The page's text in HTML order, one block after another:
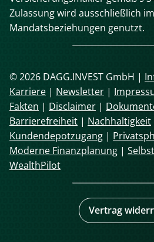
Zulassung wird ausschließlich
Mandatsbeziehungen genutzt.
© 2026 DAGG.INVEST GmbH |
Karriere | Newsletter |
Fakten | Disclaimer |
Barrierefreiheit | Nachhaltigkeit
Kundendepotzugang |
Moderne Finanzplanung |
WealthPilot
Vertrag